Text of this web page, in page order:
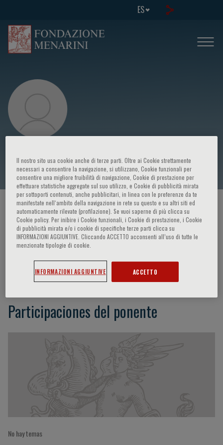
ES
Maurizio Fazio
HOME PAGE / CURSOS Y EVENTOS / ORADOR
Maurizio Fazio
Participaciones del ponente
No hay temas
Il nostro sito usa cookie anche di terze parti. Oltre ai Cookie strettamente
necessari a consentire la navigazione, si utilizzano, Cookie funzionali per
consentire una migliore fruibilità di navigazione, Cookie di prestazione per
effettuare statistiche aggregate sul suo utilizzo, e Cookie di pubblicità mirata
per sottoporti contenuti, anche pubblicitari, in linea con le preferenze da te
manifestate nell‘ambito della navigazione in rete su questo e su altri siti ed
automaticamente rilevate (profilazione). Se vuoi saperne di più clicca su
Cookie policy. Per inibire i Cookie funzionali, i Cookie di prestazione, i Cookie
di pubblicità mirata e/o i cookie di specifiche terze parti clicca su
INFORMAZIONI AGGIUNTIVE. Cliccando ACCETTO acconsenti all’uso di tutte le
menzionate tipologie di cookie.
INFORMAZIONI AGGIUNTIVE ACCETTO